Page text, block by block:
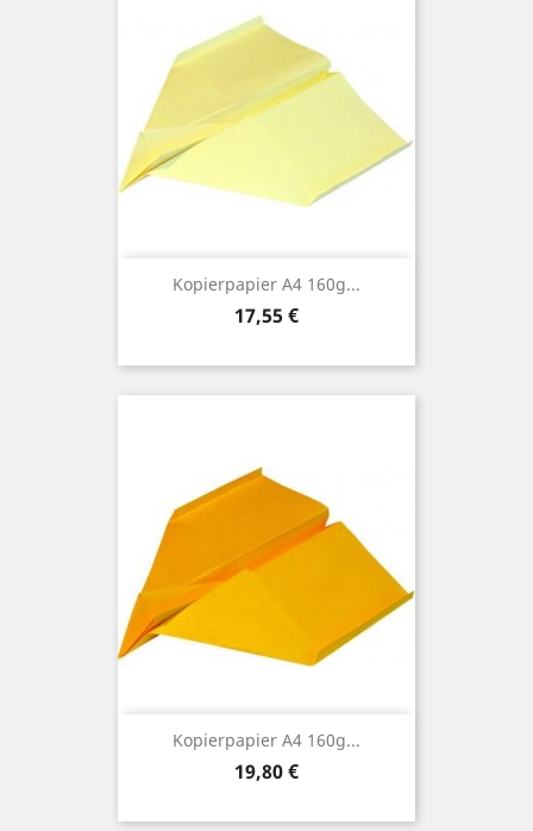
Kopierpapier A4 160g...
Preis
17,55 €
Kopierpapier A4 160g...
Preis
19,80 €